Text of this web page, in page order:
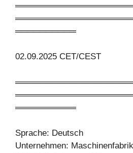
══════════
02.09.2025 CET/CEST
══════════
Sprache: Deutsch
Unternehmen: